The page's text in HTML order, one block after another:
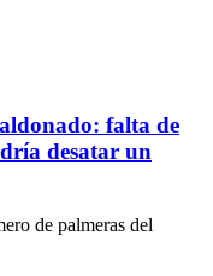
falta de
desatar un
de palmeras del